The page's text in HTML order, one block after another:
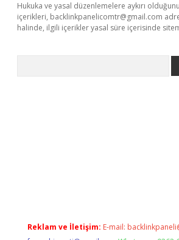
Hukuka ve yasal düzenlemelere aykırı
içerikleri, backlinkpanelicomtr@gmail.com
halinde, ilgili içerikler yasal süre içerisinde
Reklam ve İletişim: E-mail: